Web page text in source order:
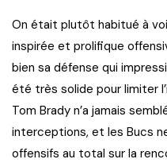
On était plutôt habitué à
inspirée et prolifique
bien sa défense qui
été très solide pour limiter
Tom Brady n’a jamais
interceptions, et les Bucs
offensifs au total sur la